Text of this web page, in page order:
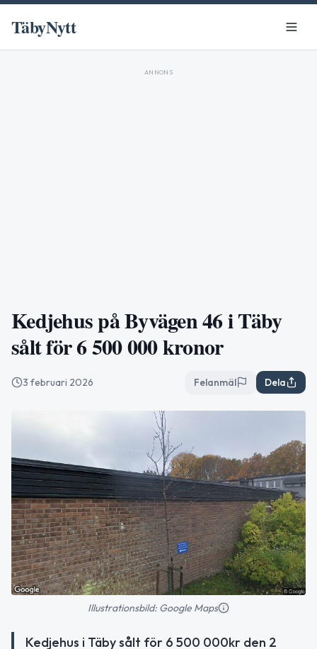
TäbyNytt
ANNONS
Kedjehus på Byvägen 46 i Täby
sålt för 6 500 000 kronor
3 februari 2026 Felanmäl Dela
Illustrationsbild: Google Maps
Kedjehus i Täby sålt för 6 500 000kr den 2